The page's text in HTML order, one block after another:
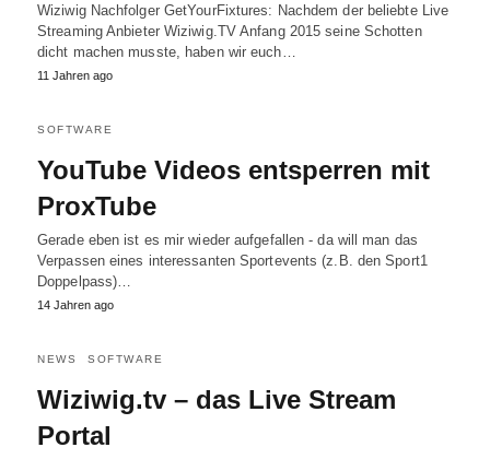
Wiziwig Nachfolger GetYourFixtures: Nachdem der beliebte Live
Streaming Anbieter Wiziwig.TV Anfang 2015 seine Schotten
dicht machen musste, haben wir euch…
11 Jahren ago
SOFTWARE
YouTube Videos entsperren mit
ProxTube
Gerade eben ist es mir wieder aufgefallen - da will man das
Verpassen eines interessanten Sportevents (z.B. den Sport1
Doppelpass)…
14 Jahren ago
NEWS SOFTWARE
Wiziwig.tv – das Live Stream
Portal